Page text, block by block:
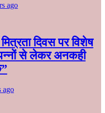
ago
दिवस पर विशेष
से लेकर अनकही
ago